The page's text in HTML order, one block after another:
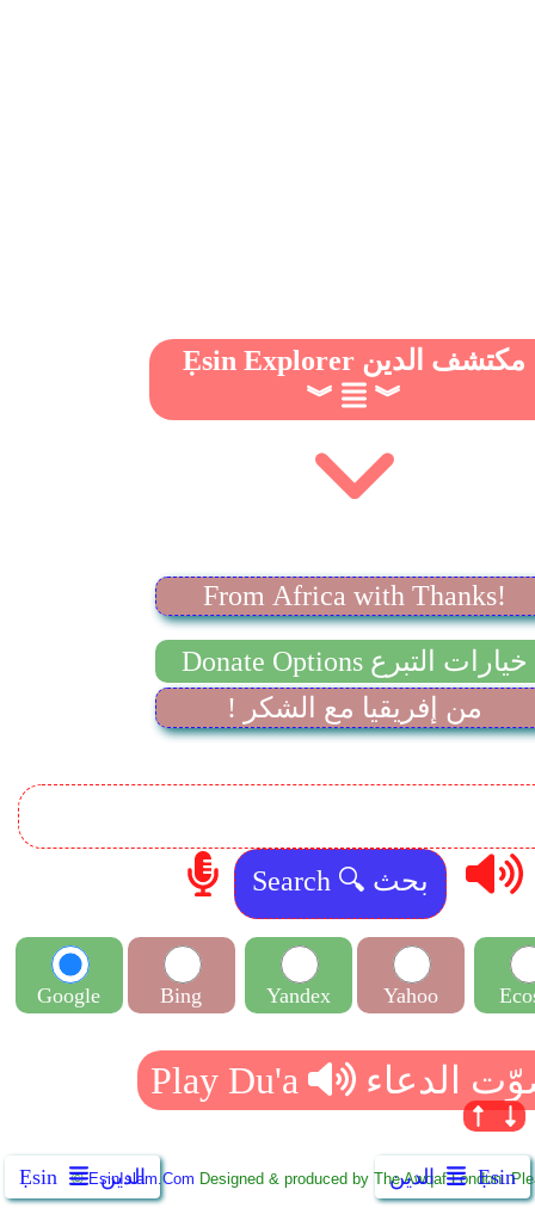
Ẹsin الدين الدين Ẹsin
Ẹsin Explorer مكتشف الدين
︾
︾
From Africa with Thanks!
Donate Options خيارات التبرع
! من إفريقيا مع الشكر
Google Bing Yandex Yahoo
©EsinIslam.Com Designed & produced by The Awqaf London.